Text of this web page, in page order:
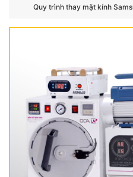
Quy trình thay mặt kính